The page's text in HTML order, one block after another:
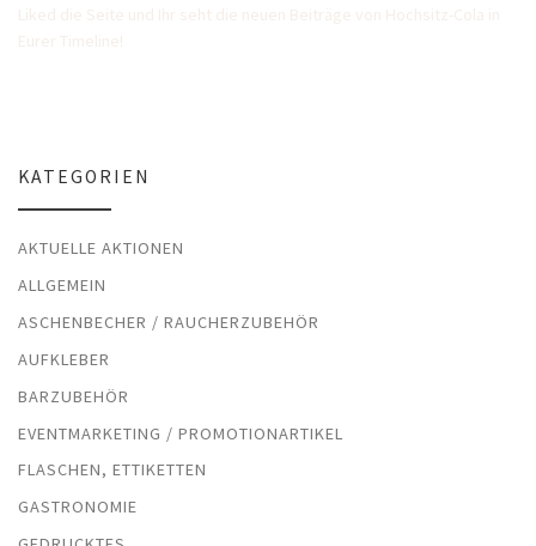
KATEGORIEN
AKTUELLE AKTIONEN
ALLGEMEIN
ASCHENBECHER / RAUCHERZUBEHÖR
AUFKLEBER
BARZUBEHÖR
EVENTMARKETING / PROMOTIONARTIKEL
FLASCHEN, ETTIKETTEN
GASTRONOMIE